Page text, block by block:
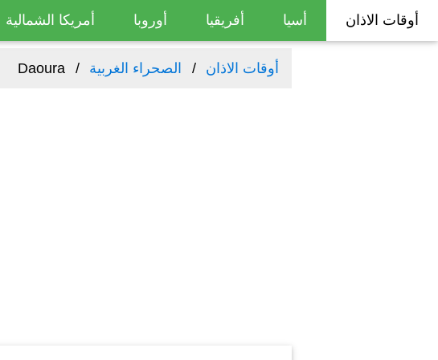
أوقات الاذان أسيا أفريقيا أوروبا أمريكا الشمالية
أوقات الاذان الصحراء الغربية Daoura